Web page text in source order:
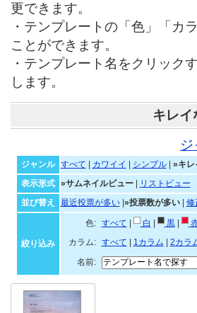
更できます。
・テンプレートの「色」「カ
ことができます。
・テンプレート名をクリック
します。
キレイ
ジャンル すべて カワイイ シンプル| »キレ
表示形式
»サムネイルビュー|
リストビュー
並び替え
最近投票が多い| »投票数が多い| 修
絞り込み
色: すべて 白 黒|
カラム:
すべて 1カラム 2カラ
名前: